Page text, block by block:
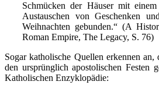
Schmücken der Häuser mit
Austauschen von Geschenken
Weihnachten gebunden.“ (A
Roman Empire, The Legacy, S. 76)
Sogar katholische Quellen erkennen an,
den ursprünglich apostolischen Festen
Katholischen Enzyklopädie: